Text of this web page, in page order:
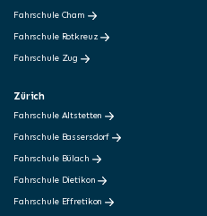
Fahrschule Cham
Fahrschule Rotkreuz
Fahrschule Zug
Zürich
Fahrschule Altstetten
Fahrschule Bassersdorf
Fahrschule Bülach
Fahrschule Dietikon
Fahrschule Effretikon